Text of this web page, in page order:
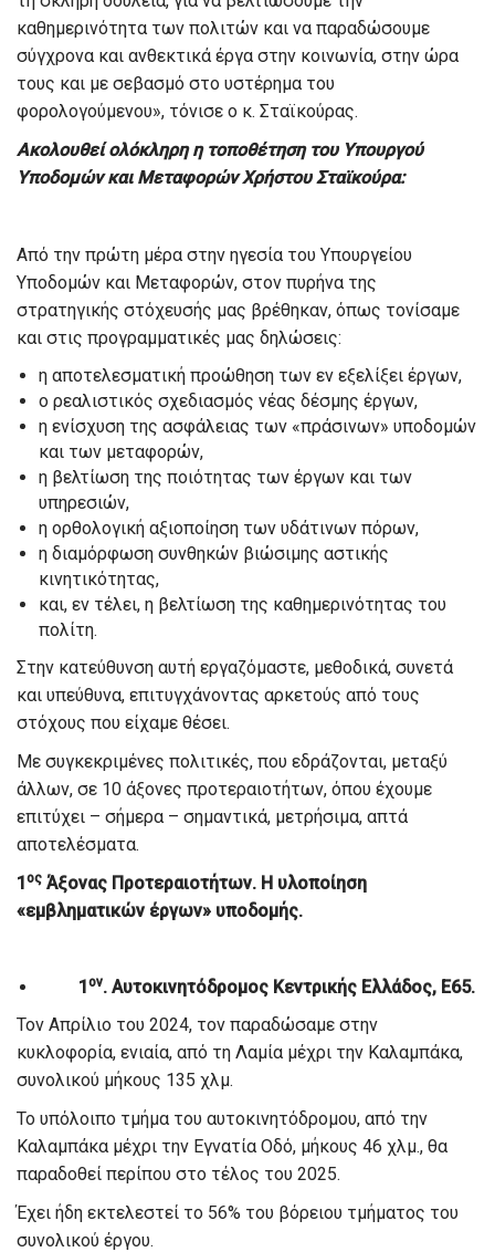
καθημερινότητα των πολιτών και να παραδώσουμε
σύγχρονα και ανθεκτικά έργα στην κοινωνία, στην ώρα
τους και με σεβασμό στο υστέρημα του
φορολογούμενου», τόνισε ο κ. Σταϊκούρας.
Ακολουθεί ολόκληρη η τοποθέτηση του Υπουργού
Υποδομών και Μεταφορών Χρήστου Σταϊκούρα:
Από την πρώτη μέρα στην ηγεσία του Υπουργείου
Υποδομών και Μεταφορών, στον πυρήνα της
στρατηγικής στόχευσής μας βρέθηκαν, όπως τονίσαμε
και στις προγραμματικές μας δηλώσεις:
η αποτελεσματική προώθηση των εν εξελίξει έργων,
ο ρεαλιστικός σχεδιασμός νέας δέσμης έργων,
η ενίσχυση της ασφάλειας των «πράσινων» υποδομών
και των μεταφορών,
η βελτίωση της ποιότητας των έργων και των
υπηρεσιών,
η ορθολογική αξιοποίηση των υδάτινων πόρων,
η διαμόρφωση συνθηκών βιώσιμης αστικής
κινητικότητας,
και, εν τέλει, η βελτίωση της καθημερινότητας του
πολίτη.
Στην κατεύθυνση αυτή εργαζόμαστε, μεθοδικά, συνετά
και υπεύθυνα, επιτυγχάνοντας αρκετούς από τους
στόχους που είχαμε θέσει.
Με συγκεκριμένες πολιτικές, που εδράζονται, μεταξύ
άλλων, σε 10 άξονες προτεραιοτήτων, όπου έχουμε
επιτύχει – σήμερα – σημαντικά, μετρήσιμα, απτά
αποτελέσματα.
1ος Άξονας Προτεραιοτήτων. Η υλοποίηση
«εμβληματικών έργων» υποδομής.
1ον. Αυτοκινητόδρομος Κεντρικής Ελλάδος, Ε65.
Τον Απρίλιο του 2024, τον παραδώσαμε στην
κυκλοφορία, ενιαία, από τη Λαμία μέχρι την Καλαμπάκα,
συνολικού μήκους 135 χλμ.
Το υπόλοιπο τμήμα του αυτοκινητόδρομου, από την
Καλαμπάκα μέχρι την Εγνατία Οδό, μήκους 46 χλμ., θα
παραδοθεί περίπου στο τέλος του 2025.
Έχει ήδη εκτελεστεί το 56% του βόρειου τμήματος του
συνολικού έργου.